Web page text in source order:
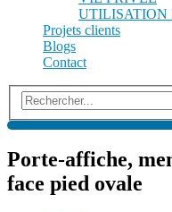
UTILISATION
Projets clients
Blogs
Contact
Porte-affiche,
face pied ovale